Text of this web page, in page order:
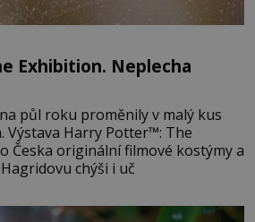
Exhibition. Neplecha
půl roku proměnily v malý kus
Výstava Harry Potter™: The
Česka originální filmové kostýmy a
chýši i uč